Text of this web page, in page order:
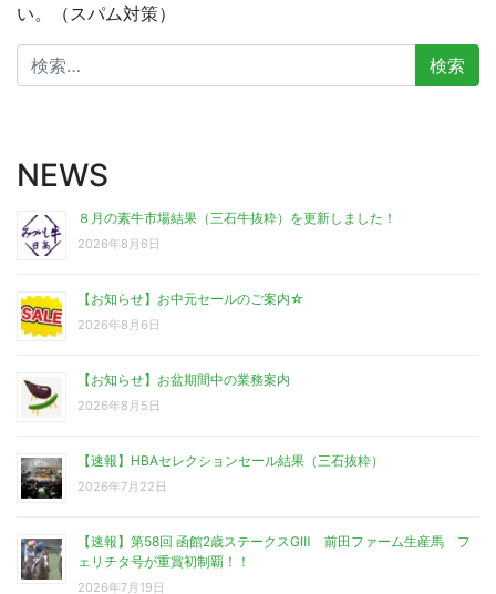
い。（スパム対策）
検
索:
NEWS
８月の素牛市場結果（三石牛抜粋）を更新しました！
2026年8月6日
【お知らせ】お中元セールのご案内☆
2026年8月6日
【お知らせ】お盆期間中の業務案内
2026年8月5日
【速報】HBAセレクションセール結果（三石抜粋）
2026年7月22日
【速報】第58回 函館2歳ステークスGⅢ 前田ファーム生産馬 フ
ェリチタ号が重賞初制覇！！
2026年7月19日